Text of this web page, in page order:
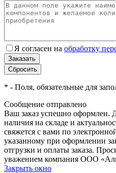
Я согласен на обработку
* - Поля, обязательные для
Сообщение отправлено
Ваш заказ успешно оформлен.
наличия на складе и
свяжется с вами по
указанному при оформлении
отгрузки и оплаты заказа.
уважением компания ООО
Закрыть окно